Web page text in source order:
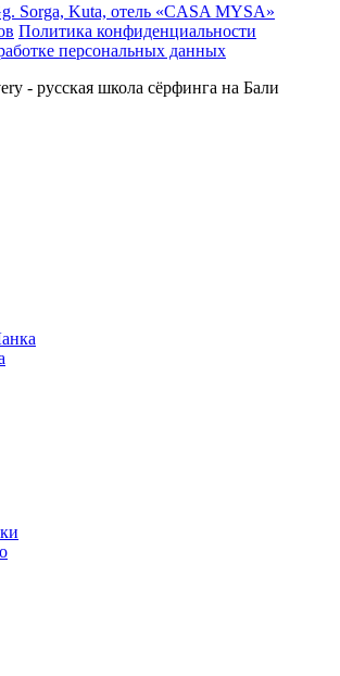
Sorga, Kuta, отель «CASA MYSA»
Политика конфиденциальности
персональных данных
- русская школа сёрфинга на Бали